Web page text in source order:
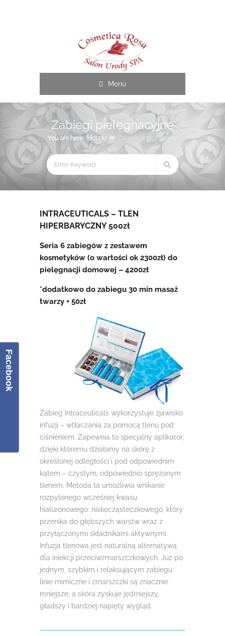
Menu
Zabiegi pielęgnacyjne
You are here: Home Zabiegi pielęgnacyjne
INTRACEUTICALS – TLEN
HIPERBARYCZNY 500zł
Seria 6 zabiegów z zestawem
kosmetyków (o wartości ok 2300zł) do
pielęgnacji domowej – 4200zł
*dodatkowo do zabiegu 30 min masaż
twarzy + 50zł
Zabieg Intraceuticals wykorzystuje zjawisko
infuzji – wtłaczania za pomocą tlenu pod
ciśnieniem. Zapewnia to specjalny aplikator,
dzięki któremu działamy na skórę z
określonej odległości i pod odpowiednim
kątem – czystym, odpowiednio sprężonym
tlenem. Metoda ta umożliwia wnikanie
rozpylonego wcześniej kwasu
hialuronowego: niskocząsteczkowego, który
przenika do głębszych warstw wraz z
przyłączonymi składnikami aktywnymi.
Infuzja tlenowa jest naturalną alternatywą
dla iniekcji przeciwzmarszczkowych. Już po
jednym, szybkim i relaksującym zabiegu
linie mimiczne i zmarszczki są znacznie
mniejsze, a skóra zyskuje jędrniejszy,
gładszy i bardziej napięty wygląd.
Facebook